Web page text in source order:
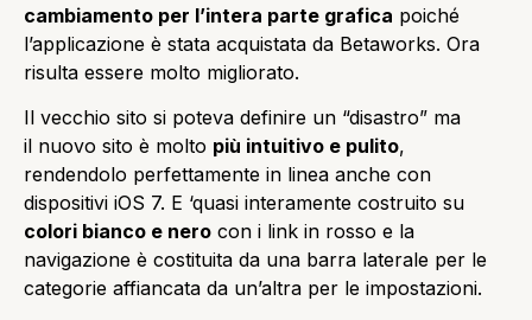
cambiamento per l’intera parte grafica poiché
l’applicazione è stata acquistata da Betaworks. Ora
risulta essere molto migliorato.
Il vecchio sito si poteva definire un “disastro” ma
il nuovo sito è molto più intuitivo e pulito,
rendendolo perfettamente in linea anche con
dispositivi iOS 7. E ‘quasi interamente costruito su
colori bianco e nero con i link in rosso e la
navigazione è costituita da una barra laterale per le
categorie affiancata da un’altra per le impostazioni.